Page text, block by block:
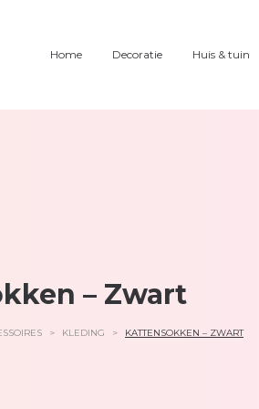
Home Decoratie Huis & tuin
– Zwart
> KLEDING > KATTENSOKKEN – ZWART